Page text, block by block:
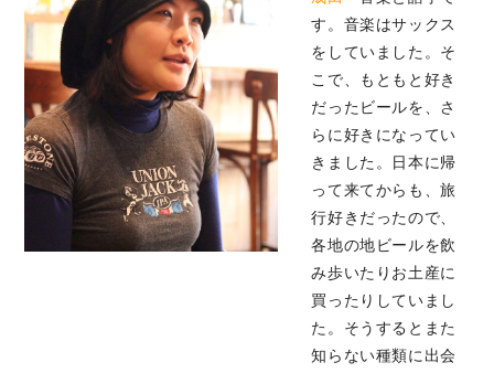
す。音楽はサックス
をしていました。そ
こで、もともと好き
だったビールを、さ
らに好きになってい
きました。日本に帰
って来てからも、旅
行好きだったので、
各地の地ビールを飲
み歩いたりお土産に
買ったりしていまし
た。そうするとまた
知らない種類に出会